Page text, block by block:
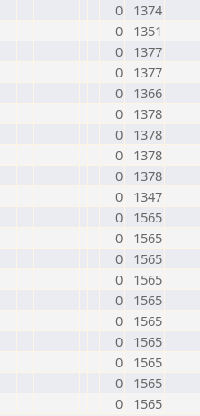
0
1374
0
1351
0
1377
0
1377
0
1366
0
1378
0
1378
0
1378
0
1378
0
1347
0
1565
0
1565
0
1565
0
1565
0
1565
0
1565
0
1565
0
1565
0
1565
0 1565